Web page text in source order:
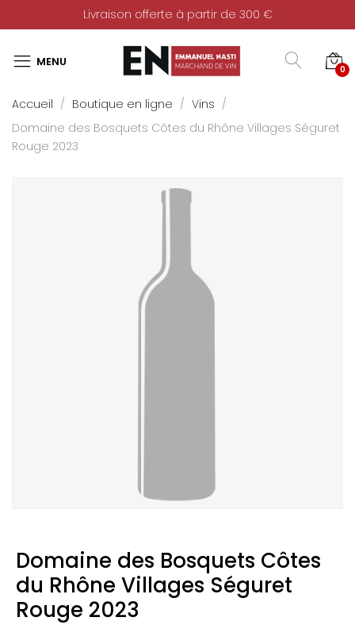
Livraison offerte à partir de 300 €
0
Accueil Boutique en ligne
Vins
Domaine des Bosquets Côtes du Rhône Villages Séguret
Rouge 2023
Domaine des Bosquets Côtes
du Rhône Villages Séguret
Rouge 2023